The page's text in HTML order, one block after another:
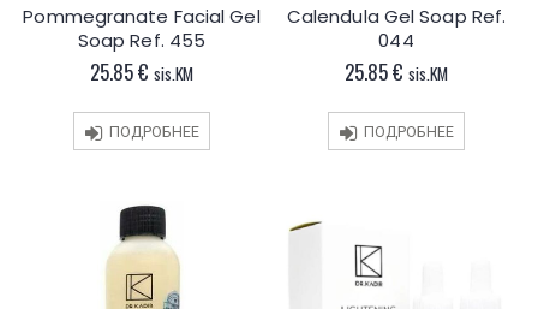
0
out
of
5
Pommegranate Facial Gel
Soap Ref. 455
25.85€ sis.KM
ПОДРОБНЕЕ
0
out
Calendula Gel Soap Ref.
044
25.85€ sis.KM
ПОДРОБНЕЕ